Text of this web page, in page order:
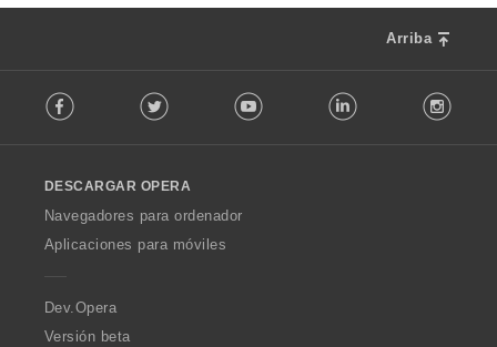
Arriba
o
w
O
p
a
Facebook Twitter Youtube LinkedIn
DESCARGAR OPERA
Navegadores para ordenador
Aplicaciones para móviles
Dev.Opera
Versión beta